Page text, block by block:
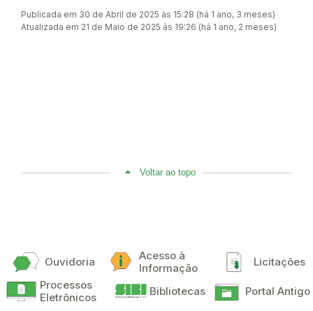
Publicada em 30 de Abril de 2025 às 15:28 (há 1 ano, 3 meses)
Atualizada em 21 de Maio de 2025 às 19:26 (há 1 ano, 2 meses)
Voltar ao topo
Ouvidoria
Acesso à
Informação
Licitações
Processos
Eletrônicos
Bibliotecas Portal Antigo